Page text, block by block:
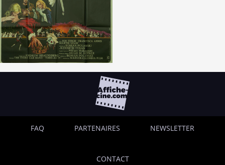
FAQ PARTENAIRES NEWSLETTER
CONTACT